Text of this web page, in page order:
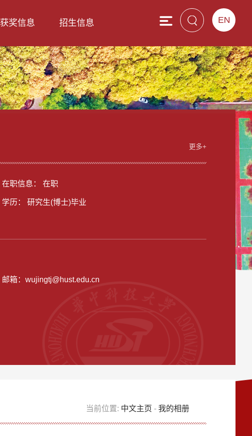
EN
获奖信息 招生信息
更多+
在职信息： 在职
学历： 研究生(博士)毕业
邮箱：wujingtj@hust.edu.cn
当前位置: 中文主页 -我的相册